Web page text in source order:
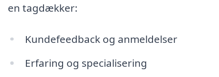
en tagdækker:
Kundefeedback og anmeldelser
Erfaring og specialisering